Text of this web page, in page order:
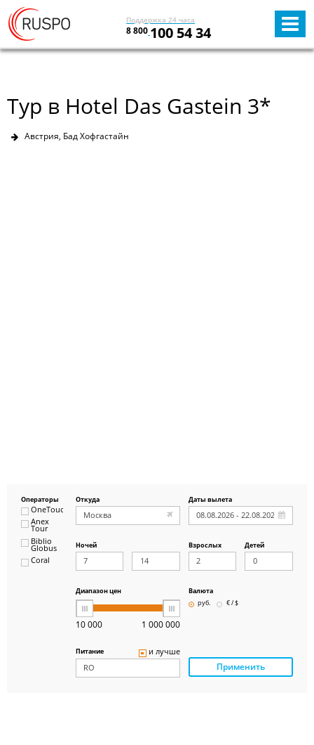
Поддержка 24 часа
8 800 100 54 34
Тур в Hotel Das Gastein 3*
Австрия, Бад Хофгастайн
Операторы
OneTouch&Travel
Anex
Tour
Biblio
Globus
Coral
Откуда Даты вылета
Ночей Взрослых Детей
Диапазон цен
10 000 1 000 000
Валюта
руб.
€ / $
Питание и лучше
Применить